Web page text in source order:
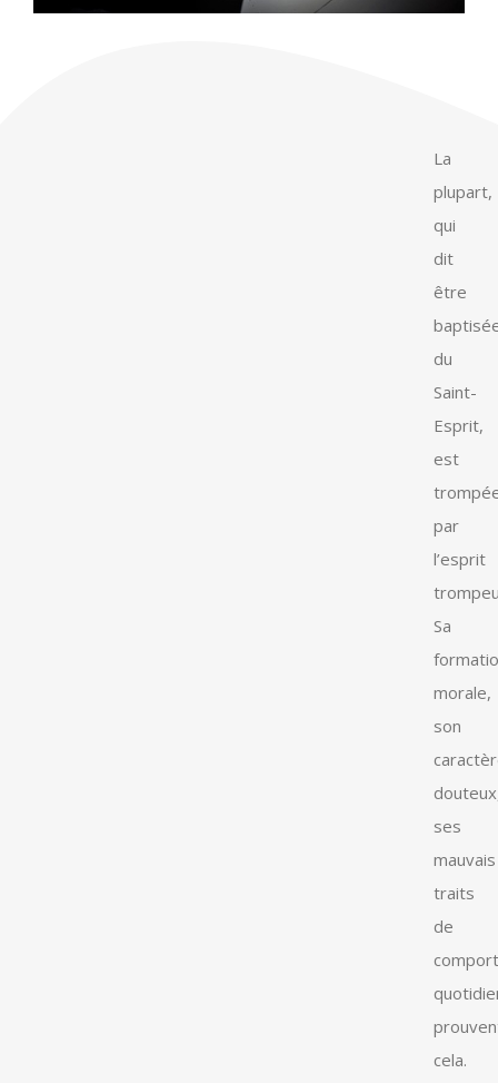
La
plupart,
qui
dit
être
du
Saint-
Esprit,
est
par
l’esprit
Sa
morale,
son
ses
mauvais
traits
de
cela.